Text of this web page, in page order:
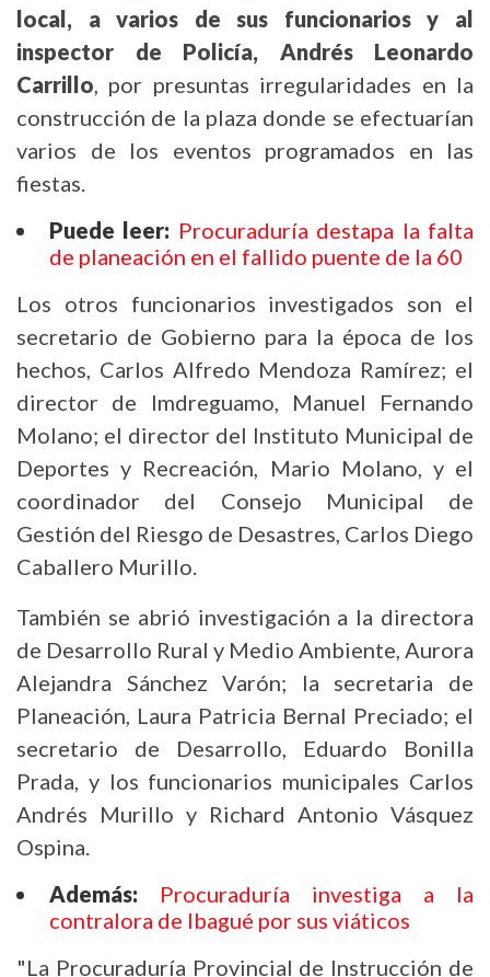
local, a varios de sus funcionarios y al
inspector de Policía, Andrés Leonardo
Carrillo , por presuntas irregularidades en la
construcción de la plaza donde se efectuarían
varios de los eventos programados en las
fiestas.
Puede leer: Procuraduría destapa la falta
de planeación en el fallido puente de la 60
Los otros funcionarios investigados son el
secretario de Gobierno para la época de los
hechos, Carlos Alfredo Mendoza Ramírez; el
director de Imdreguamo, Manuel Fernando
Molano; el director del Instituto Municipal de
Deportes y Recreación, Mario Molano, y el
coordinador del Consejo Municipal de
Gestión del Riesgo de Desastres, Carlos Diego
Caballero Murillo.
También se abrió investigación a la directora
de Desarrollo Rural y Medio Ambiente, Aurora
Alejandra Sánchez Varón; la secretaria de
Planeación, Laura Patricia Bernal Preciado; el
secretario de Desarrollo, Eduardo Bonilla
Prada, y los funcionarios municipales Carlos
Andrés Murillo y Richard Antonio Vásquez
Ospina.
Además: Procuraduría investiga a la
contralora de Ibagué por sus viáticos
"La Procuraduría Provincial de Instrucción de